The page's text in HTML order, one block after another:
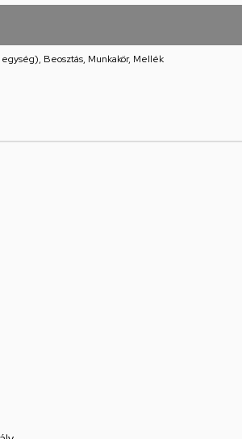
Beosztás, Munkakör, Mellék